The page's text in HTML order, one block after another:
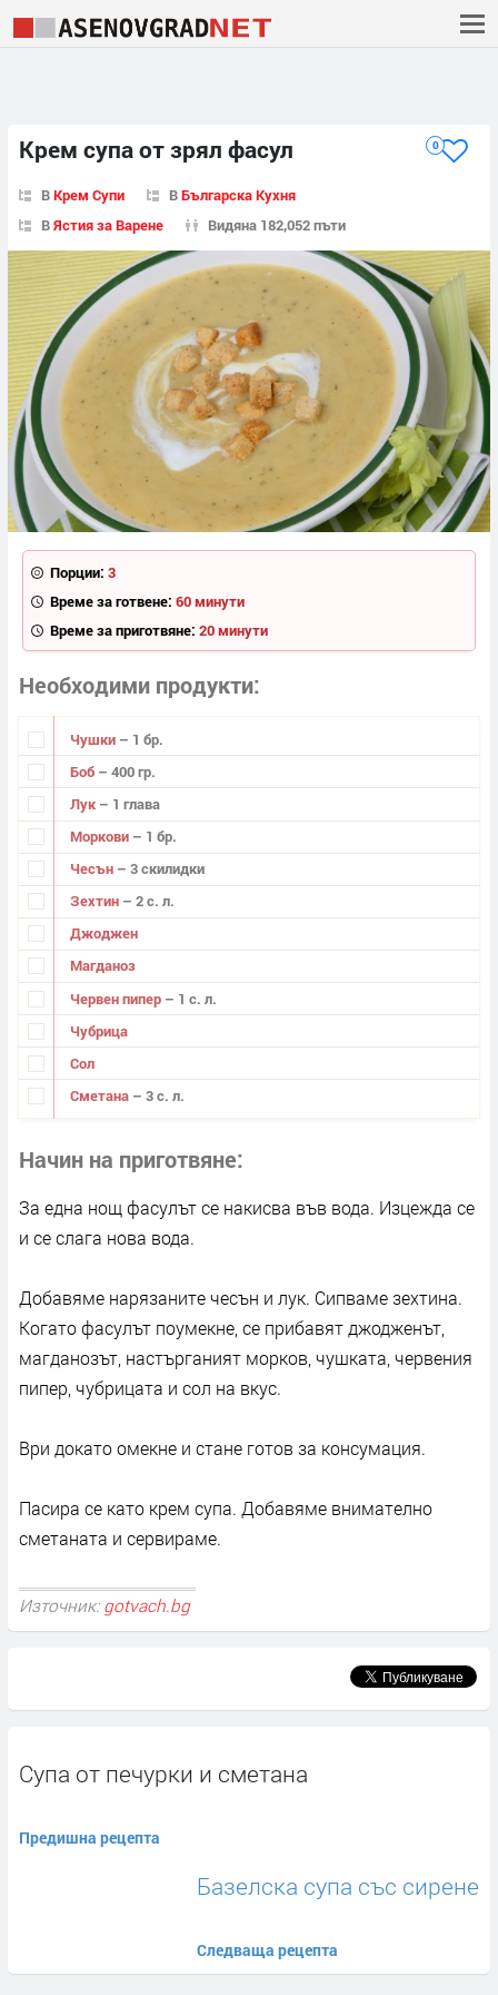
Крем супа от зрял фасул 0
ВКрем Супи ВБългарска Кухня
ВЯстия за Варене Видяна 182,052 пъти
Порции: 3
Време за готвене: 60 минути
Време за приготвяне: 20 минути
Необходими продукти
Чушки – 1 бр.
Боб – 400 гр.
Лук – 1 глава
Моркови – 1 бр.
Чесън – 3 скилидки
Зехтин – 2 с. л.
Джоджен
Магданоз
Червен пипер – 1 с. л.
Чубрица
Сол
Сметана – 3 с. л.
Начин на приготвяне
За една нощ фасулът се накисва във вода. Изцежда се
и се слага нова вода.
Добавяме нарязаните чесън и лук. Сипваме зехтина.
Когато фасулът поумекне, се прибавят джодженът,
магданозът, настърганият морков, чушката, червения
пипер, чубрицата и сол на вкус.
Ври докато омекне и стане готов за консумация.
Пасира се като крем супа. Добавяме внимателно
сметаната и сервираме.
Източник: gotvach.bg
Супа от печурки и сметана
Предишна рецепта
Базелска супа със сирене
Следваща рецепта